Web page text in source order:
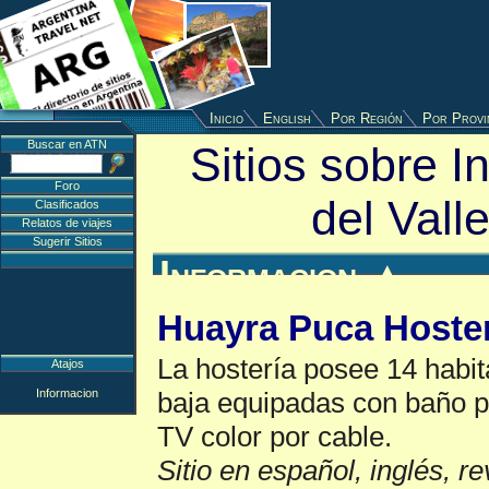
Inicio English Por Región Por
Sitios sobre
del
Informacion▲
Huayra Puca
La hostería posee 14
baja equipadas con baño
TV color por cable.
Sitio en español, inglés,
Buscar en ATN
Foro
Clasificados
Relatos de viajes
Sugerir Sitios
Atajos
Informacion